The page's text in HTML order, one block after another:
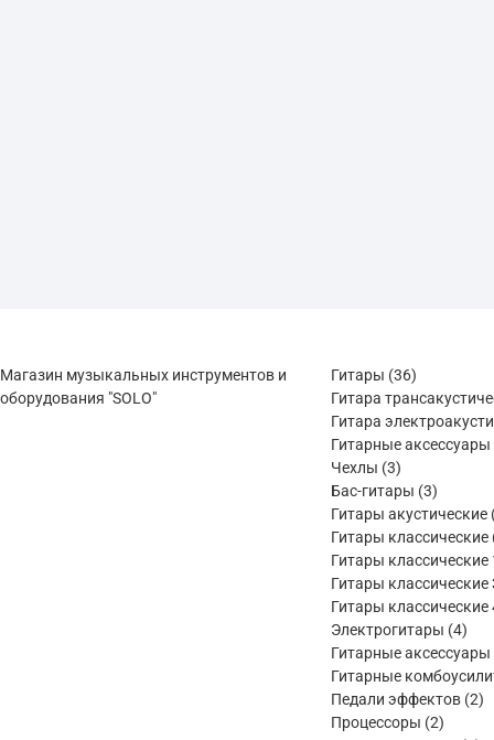
Магазин музыкальных инструментов и
оборудования "SOLO"
Гитары 3636
товаров
Гитара
Гитара
Гитарные аксессуары
Чехлы 33
товара
Бас-гитары 33
товара
Гитары акустические
Гитары классические
Гитары классические
Гитары классические
Гитары классические
Электрогитары 44
Гитарные аксессуары
Гитарные
Педали эффектов 22
Процессоры 22